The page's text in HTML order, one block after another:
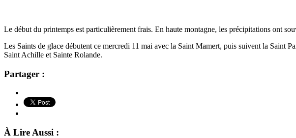
Le début du printemps est particulièrement frais. En haute montagne, les précipitations ont
Les Saints de glace débutent ce mercredi 11 mai avec la Saint Mamert, puis suivent la Saint
Saint Achille et Sainte Rolande.
Partager :
À Lire Aussi :